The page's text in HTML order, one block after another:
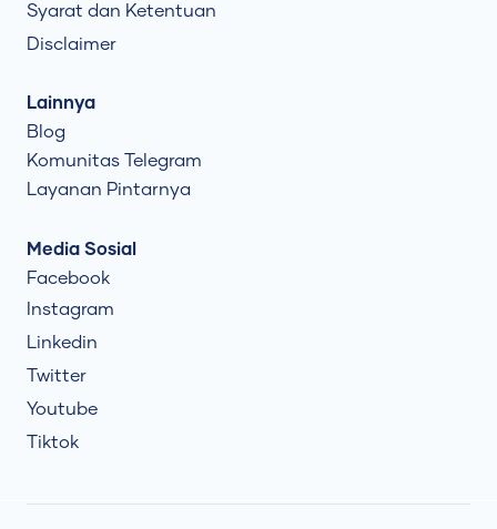
Syarat dan Ketentuan
Disclaimer
Lainnya
Blog
Komunitas Telegram
Layanan Pintarnya
Media Sosial
Facebook
Instagram
Linkedin
Twitter
Youtube
Tiktok